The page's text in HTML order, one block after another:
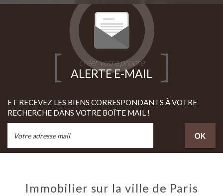
créer votre propre
ALERTE E-MAIL
ET RECEVEZ LES BIENS CORRESPONDANTS À VOTRE
RECHERCHE DANS VOTRE BOÎTE MAIL !
OK
Immobilier sur la ville de Paris